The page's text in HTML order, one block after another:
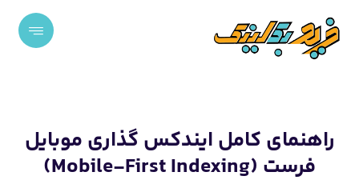
راهنمای کامل ایندکس گذاری موبایل
فرست (Mobile-First Indexing)